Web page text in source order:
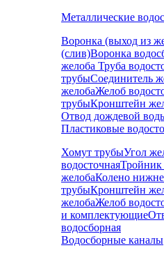
Металлические
Воронка (выход из
(слив)Воронка
желоба Труба
трубыСоединитель
желобаЖелоб
трубыКронштейн
Отвод дождевой
Пластиковые
Хомут трубыУгол
водосточнаяТройник
желобаКолено
трубыКронштейн
желобаЖелоб
и комплектующие
водосборная
Водосборные каналы